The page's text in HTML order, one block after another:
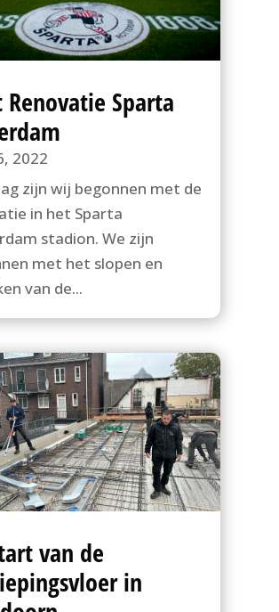
Renovatie Sparta
2022
zijn wij begonnen met de
in het Sparta
stadion. We zijn
met het slopen en
van de...
van de
in